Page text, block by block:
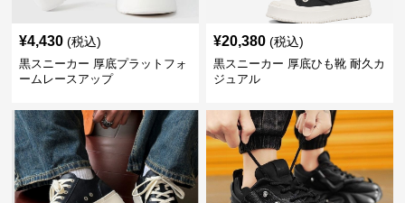
¥4,430 (税込)
黒スニーカー 厚底プラットフォ
ームレースアップ
¥20,380 (税込)
黒スニーカー 厚底ひも靴 耐久カ
ジュアル